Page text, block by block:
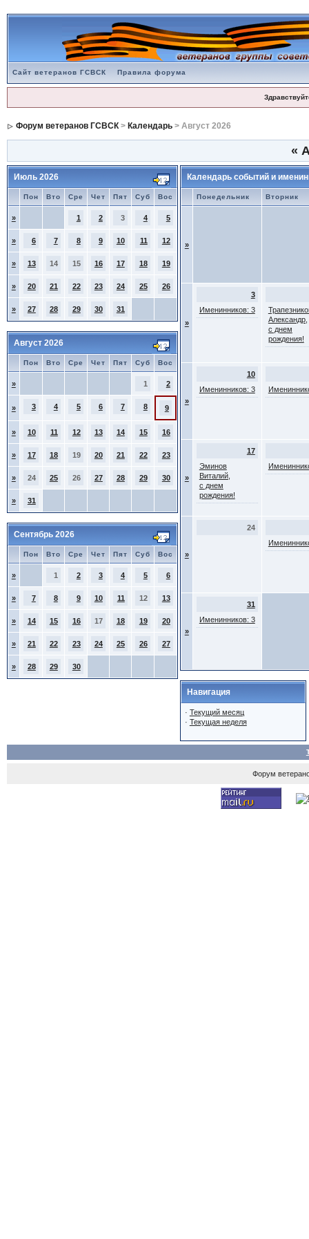
Сайт ветеранов ГСВСК Правила форума
Форум ветеранов ГСВСК> Календарь> Август 2026
«
Июль 2026
Пон Вто Сре Чет Пят Суб Вос
» 1 2 3 4 5
» 6 7 8 9 10 11 12
» 13 14 15 16 17 18 19
» 20 21 22 23 24 25 26
» 27 28 29 30 31
Август 2026
Пон Вто Сре Чет Пят Суб Вос
» 1 2
» 3 4 5 6 7 8 9
» 10 11 12 13 14 15 16
» 17 18 19 20 21 22 23
» 24 25 26 27 28 29 30
» 31
Сентябрь 2026
Пон Вто Сре Чет Пят Суб Вос
» 1 2 3 4 5 6
» 7 8 9 10 11 12 13
» 14 15 16 17 18 19 20
» 21 22 23 24 25 26 27
» 28 29 30
Календарь событий и
Понедельник Вторник
»
»
3
Именинников: 3
Александр,
с днем
рождения!
»
10
Именинников: 3
»
17
Эминов
Виталий,
с днем
рождения!
»
24
»
31
Именинников: 3
Навигация
· Текущий месяц
· Текущая неделя
Форум